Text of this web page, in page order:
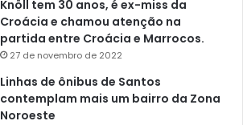
Knöll tem 30 anos, é ex-miss da
Croácia e chamou atenção na
partida entre Croácia e Marrocos.
27 de novembro de 2022
Linhas de ônibus de Santos
contemplam mais um bairro da Zona
Noroeste